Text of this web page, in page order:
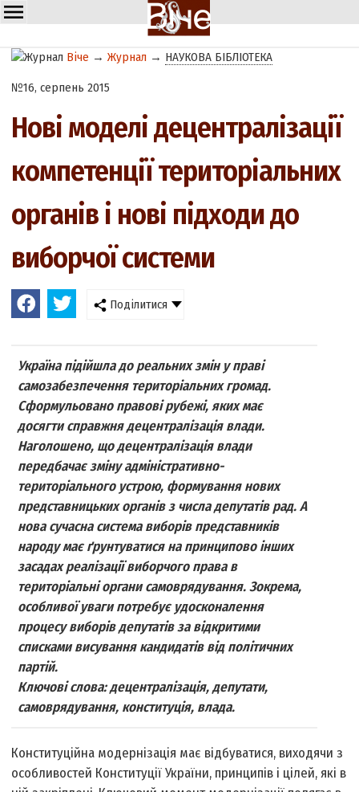
Віче →Журнал → НАУКОВА БІБЛІОТЕКА
№16, серпень 2015
Нові моделі децентралізації
компетенції територіальних
органів і нові підходи до
виборчої системи
Поділитися
Україна підійшла до реальних змін у праві
самозабезпечення територіальних громад.
Сформульовано правові рубежі, яких має
досягти справжня децентралізація влади.
Наголошено, що децентралізація влади
передбачає зміну адміністративно-
територіального устрою, формування нових
представницьких органів з числа депутатів рад. А
нова сучасна система виборів представників
народу має ґрунтуватися на принципово інших
засадах реалізації виборчого права в
територіальні органи самоврядування. Зокрема,
особливої уваги потребує удосконалення
процесу виборів депутатів за відкритими
списками висування кандидатів від політичних
партій.
Ключові слова: децентралізація, депутати,
самоврядування, конституція, влада.
Конституційна модернізація має відбуватися, виходячи з
особливостей Конституції України, принципів і цілей, які в